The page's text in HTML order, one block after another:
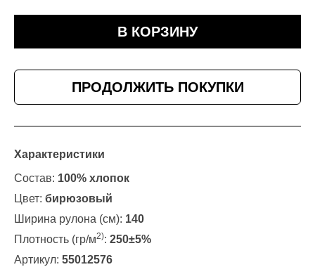
В КОРЗИНУ
ПРОДОЛЖИТЬ ПОКУПКИ
Характеристики
Состав: 100% хлопок
Цвет: бирюзовый
Ширина рулона (см): 140
Плотность (гр/м2): 250±5%
Артикул: 55012576